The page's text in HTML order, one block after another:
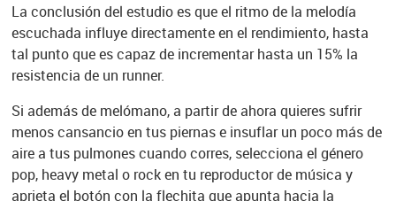
La conclusión del estudio es que el ritmo de la melodía
escuchada influye directamente en el rendimiento, hasta
tal punto que es capaz de incrementar hasta un 15% la
resistencia de un runner.
Si además de melómano, a partir de ahora quieres sufrir
menos cansancio en tus piernas e insuflar un poco más de
aire a tus pulmones cuando corres, selecciona el género
pop, heavy metal o rock en tu reproductor de música y
aprieta el botón con la flechita que apunta hacia la